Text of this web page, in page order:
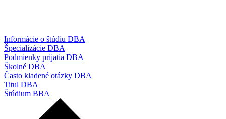
Informácie o štúdiu DBA
Špecializácie DBA
Podmienky prijatia DBA
Školné DBA
Často kladené otázky DBA
Titul DBA
Štúdium BBA